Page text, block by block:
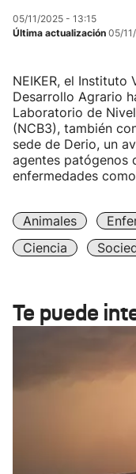
05/11/2025 - 13:15
Última actualización 05/
NEIKER, el Instituto
Desarrollo Agrario
Laboratorio de
(NCB3), también
sede de Derio, un
agentes patógenos
enfermedades
Animales
Ciencia
Te puede